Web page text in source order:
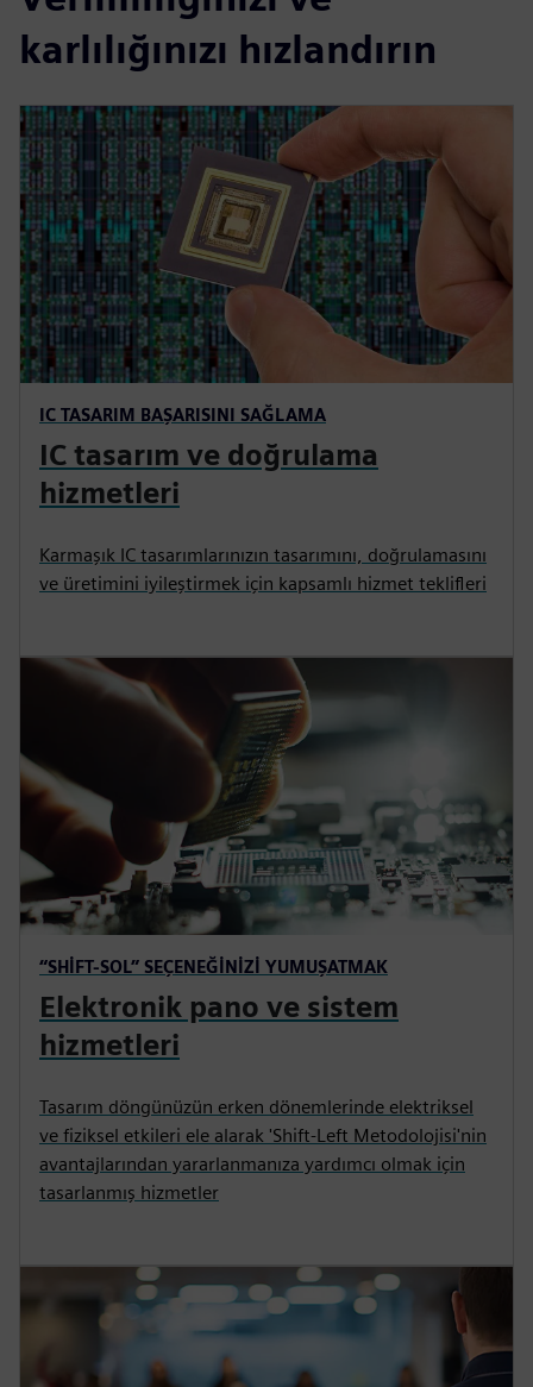
karlılığınızı hızlandırın
IC TASARIM BAŞARISINI SAĞLAMA
IC tasarım ve doğrulama
hizmetleri
Karmaşık IC tasarımlarınızın tasarımını, doğrulamasını
ve üretimini iyileştirmek için kapsamlı hizmet teklifleri
“SHIFT-SOL” SEÇENEĞINIZI YUMUŞATMAK
Elektronik pano ve sistem
hizmetleri
Tasarım döngünüzün erken dönemlerinde elektriksel
ve fiziksel etkileri ele alarak 'Shift-Left Metodolojisi'nin
avantajlarından yararlanmanıza yardımcı olmak için
tasarlanmış hizmetler